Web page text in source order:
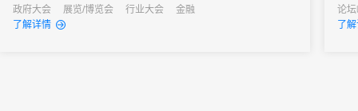
政府大会
展览/博览会 行业大会
金融
了解详情
遥
论
了